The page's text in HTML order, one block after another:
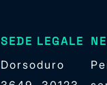
SEDE LEGALE
Dorsoduro